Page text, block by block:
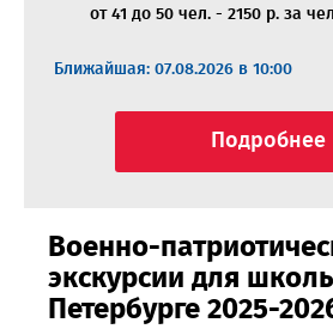
от 41 до 50 чел. - 2150 р. за
Ближайшая: 07.08.2026 в 10:00
Подробнее
Военно-
экскурсии для
Петербурге 2025-